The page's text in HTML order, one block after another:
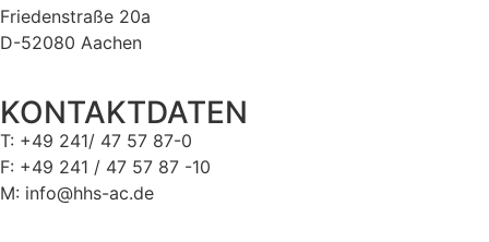
Friedenstraße 20a
D-52080 Aachen
KONTAKTDATEN
T: +49 241/ 47 57 87-0
F: +49 241 / 47 57 87 -10
M: info@hhs-ac.de